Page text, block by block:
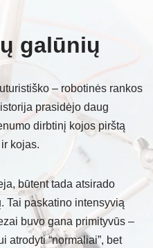
galūnių
– robotinės rankos
prasidėjo daug
dirbtinį kojos pirštą
kojas.
būtent tada atsirado
Tai paskatino intensyvią
buvo gana primityvūs –
atrodyti “normaliai”, bet